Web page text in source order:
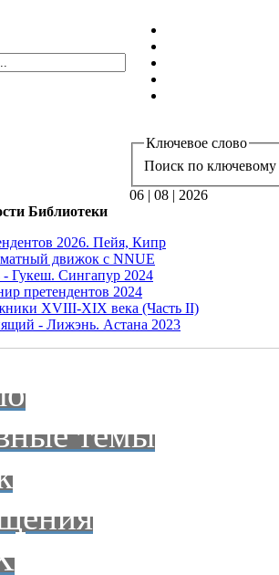
Ключевое слово
Поиск по ключевому
06 | 08 | 2026
Библиотеки
2026. Пейя, Кипр
движок с NNUE
Гукеш. Сингапур 2024
претендентов 2024
XVIII-XIX века (Часть II)
- Лижэнь. Астана 2023
темы